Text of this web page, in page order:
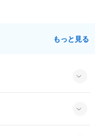
もっと見る